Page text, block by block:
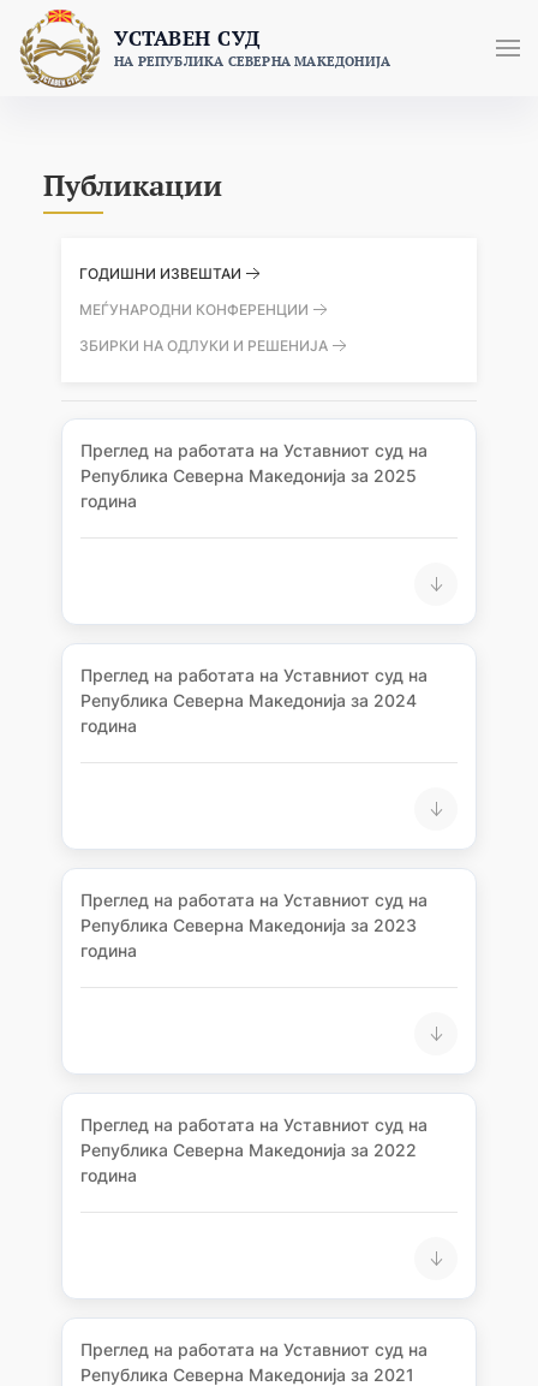
content
УСТАВЕН СУД
НА РЕПУБЛИКА СЕВЕРНА МАКЕДОНИЈА
Публикации
ГОДИШНИ ИЗВЕШТАИ
МЕЃУНАРОДНИ КОНФЕРЕНЦИИ
ЗБИРКИ НА ОДЛУКИ И РЕШЕНИЈА
Преглед на работата на Уставниот суд на
Република Северна Македонија за 2025
година
Преглед на работата на Уставниот суд на
Република Северна Македонија за 2024
година
Преглед на работата на Уставниот суд на
Република Северна Македонија за 2023
година
Преглед на работата на Уставниот суд на
Република Северна Македонија за 2022
година
Преглед на работата на Уставниот суд на
Република Северна Македонија за 2021